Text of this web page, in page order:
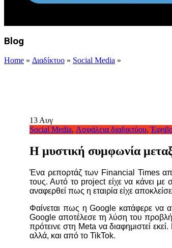
Blog
Home » Διαδίκτυο » Social Media »
13Αυγ
Social Media, Ασφάλεια διαδικτύου,
Η μυστική συμφωνία
Ένα ρεπορτάζ των Financial Times
τους. Αυτό το project είχε να κάνει με
αναφερθεί πως η εταιρία είχε
Φαίνεται πως η Google κατάφερε να
Google αποτέλεσε τη λύση του
πρότεινε στη Meta να διαφημιστεί
αλλά, και από το TikTok.